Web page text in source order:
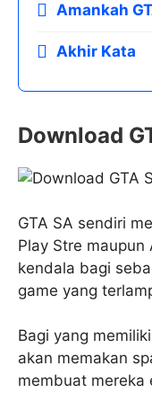
Amankah
Akhir Kata
Download
GTA SA sendiri
Play Stre maupun
kendala bagi
game yang
Bagi yang
akan memakan
membuat mereka